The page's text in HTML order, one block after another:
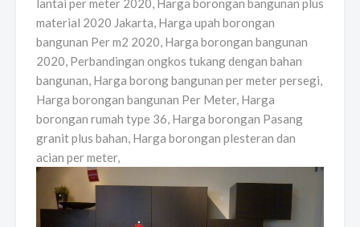
lantai per meter 2020, Harga borongan bangunan plus
material 2020 Jakarta, Harga upah borongan
bangunan Per m2 2020, Harga borongan bangunan
2020, Perbandingan ongkos tukang dengan bahan
bangunan, Harga borong bangunan per meter persegi,
Harga borongan bangunan Per Meter, Harga
borongan rumah type 36, Harga borongan Pasang
granit plus bahan, Harga borongan plesteran dan
acian per meter,